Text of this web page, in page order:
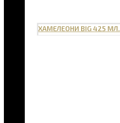
ХАМЕЛЕОНИ BIG 425 МЛ.